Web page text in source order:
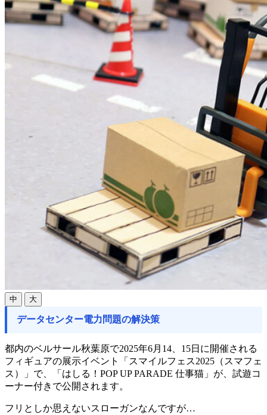
中 大
データセンター電力問題の解決策
都内のベルサール秋葉原で2025年6月14、15日に開催される
フィギュアの展示イベント「スマイルフェス2025（スマフェ
ス）」で、「はしる！POP UP PARADE 仕事猫」が、試遊コ
ーナー付きで公開されます。
フリとしか思えないスローガンなんですが…